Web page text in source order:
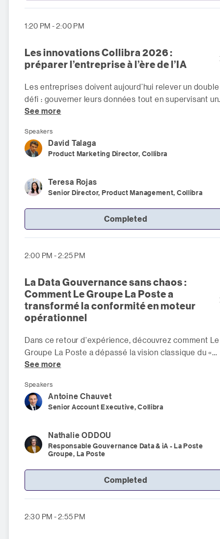
1:20 PM - 2:00 PM
Les innovations Collibra 2026 :
préparer l’entreprise à l’ère de l’IA
Les entreprises doivent aujourd’hui relever un double
défi : gouverner leurs données tout en supervisant un
nombre croissant de
See more
Speakers
David Talaga
Product Marketing Director, Collibra
Teresa Rojas
Senior Director, Product Management, Collibra
Completed
2:00 PM - 2:25 PM
La Data Gouvernance sans chaos :
Comment Le Groupe La Poste a
transformé la conformité en moteur
opérationnel
Dans ce retour d'expérience, découvrez comment Le
Groupe La Poste a dépassé la vision classique du «
glossaire » pour ancrer l
See more
Speakers
Antoine Chauvet
Senior Account Executive, Collibra
NathalieODDOU
Responsable Gouvernance Data & iA - La Poste
Groupe, La Poste
Completed
2:30 PM - 2:55 PM